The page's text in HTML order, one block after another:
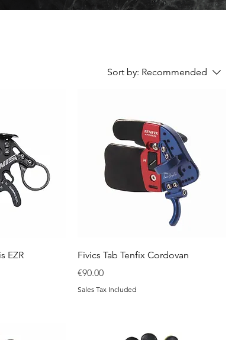
Sort by: Recommended
EZR
Fivics Tab Tenfix Cordovan
Price
€90.00
Sales Tax Included